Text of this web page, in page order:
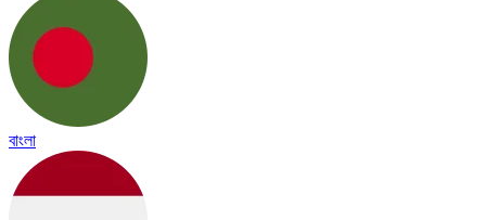
বাংলা